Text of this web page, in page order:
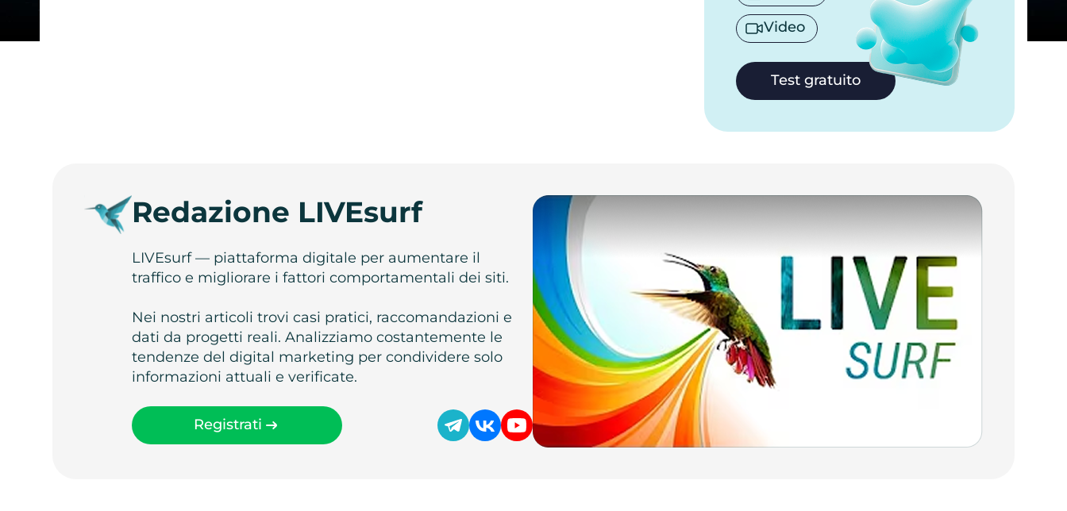
Video
Test gratuito
Redazione LIVEsurf
LIVEsurf — piattaforma digitale per aumentare il
traffico e migliorare i fattori comportamentali dei siti.
Nei nostri articoli trovi casi pratici, raccomandazioni e
dati da progetti reali. Analizziamo costantemente le
tendenze del digital marketing per condividere solo
informazioni attuali e verificate.
Registrati